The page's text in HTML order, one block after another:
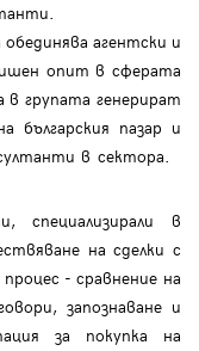
агентски и
опит в сферата
групата генерират
българския пазар и
в сектора.
специализирали в
на сделки с
- сравнение на
запознаване и
за покупка на